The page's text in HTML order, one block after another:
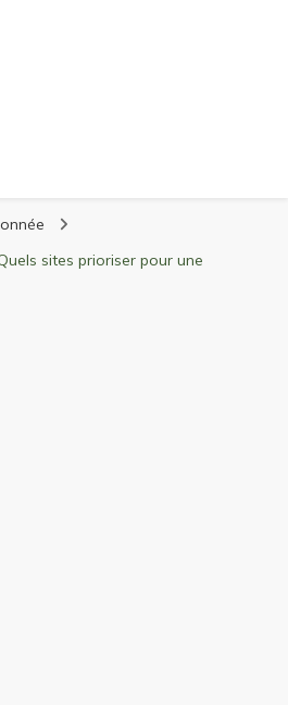
stations de ski
sites prioriser pour une